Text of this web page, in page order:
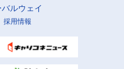
ルウェイ
採用情報